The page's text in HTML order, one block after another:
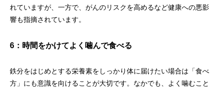
れていますが、一方で、がんのリスクを高めるなど健康への悪影
響も指摘されています。
6：時間をかけてよく噛んで食べる
鉄分をはじめとする栄養素をしっかり体に届けたい場合は「食べ
方」にも意識を向けることが大切です。なかでも、よく噛むこと